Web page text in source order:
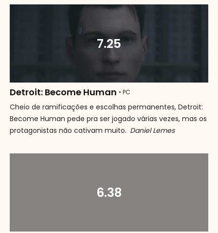
7.25
Detroit: Become Human • PC
Cheio de ramificações e escolhas permanentes, Detroit:
Become Human pede pra ser jogado várias vezes, mas os
protagonistas não cativam muito. Daniel Lemes
6.38